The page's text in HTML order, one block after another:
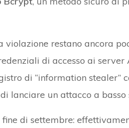
restano ancora
di accesso ai server
di “information stealer”
lanciare un attacco a basso
di settembre: